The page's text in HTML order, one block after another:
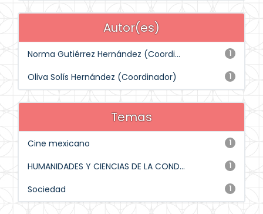
Autor(es)
1
Norma Gutiérrez Hernández (Coordi...
1
Oliva Solís Hernández (Coordinador)
Temas
1
Cine mexicano
1
HUMANIDADES Y CIENCIAS DE LA COND...
1
Sociedad